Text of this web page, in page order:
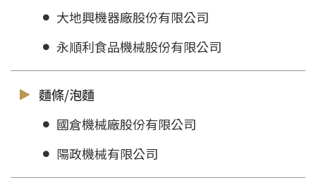
大地興機器廠股份有限公司
永順利食品機械股份有限公司
麵條/泡麵
國倉機械廠股份有限公司
陽政機械有限公司